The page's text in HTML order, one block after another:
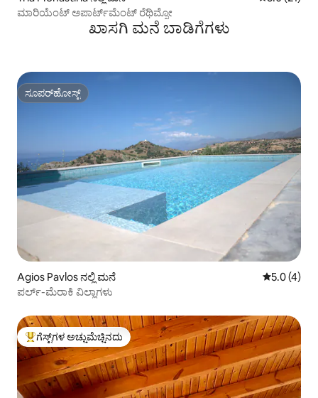
ಮಾರಿಯೆಂಟ್ ಅಪಾರ್ಟ್‌ಮೆಂಟ್ ರೆಥಿಮ್ನೋ
ಖಾಸಗಿ ಮನೆ ಬಾಡಿಗೆಗಳು
ಸೂಪರ್‌ಹೋಸ್ಟ್
ಸೂಪರ್‌ಹೋಸ್ಟ್
Agios Pavlos ನಲ್ಲಿ ಮನೆ 5 ರಲ್ಲಿ 5.0
5.0 (4)
ಪರ್ಲ್-ಮೆರಾಕಿ ವಿಲ್ಲಾಗಳು
ಗೆಸ್ಟ್‌ಗಳಿಗೆ ಅತಿ ಹೆಚ್ಚು ಅಚ್ಚುಮೆಚ್ಚಿನದು
ಗೆಸ್ಟ್‌ಗಳ ಅಚ್ಚುಮೆಚ್ಚಿನದು